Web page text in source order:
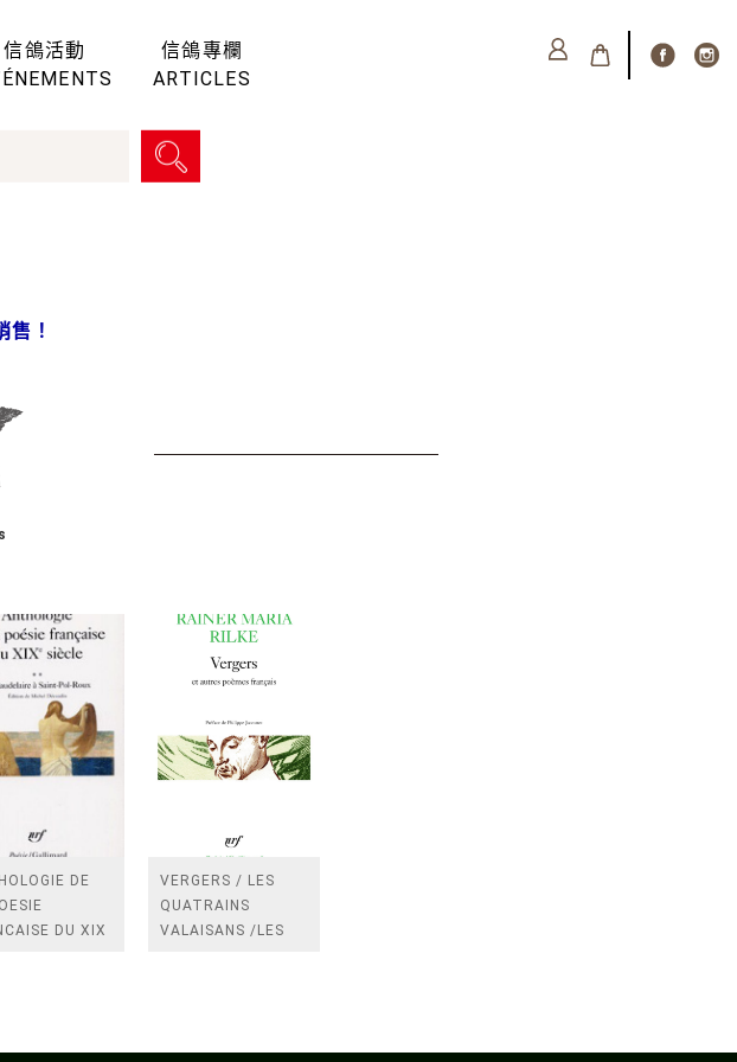
信鴿活動 信鴿專欄
ARTICLES
售！
DE
DU XIX
VERGERS / LES
QUATRAINS
VALAISANS /LES